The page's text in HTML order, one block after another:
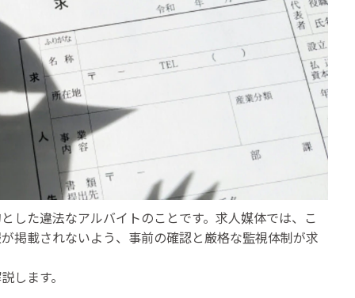
した違法なアルバイトのことです。求人媒体では、こ
掲載されないよう、事前の確認と厳格な監視体制が求
します。